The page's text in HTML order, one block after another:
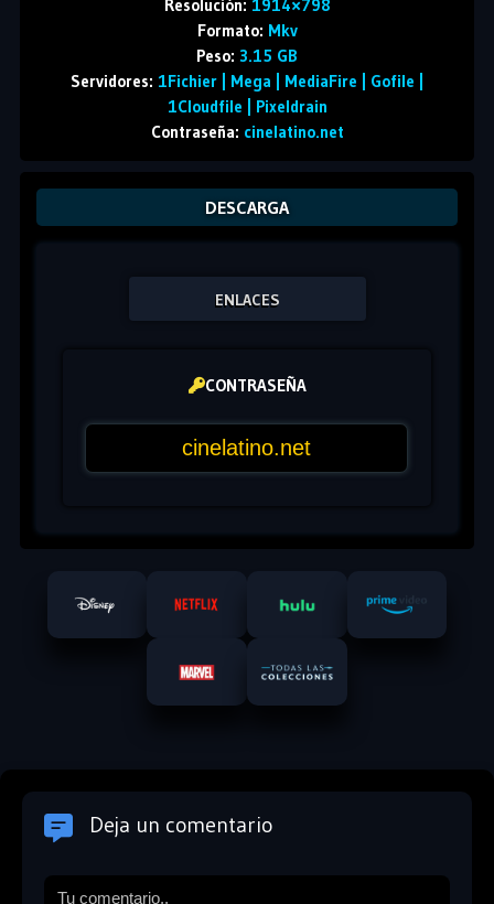
Resolución: 1914×798
Formato: Mkv
Peso: 3.15 GB
Servidores: 1Fichier | Mega | MediaFire | Gofile |
1Cloudfile | Pixeldrain
Contraseña: cinelatino.net
DESCARGA
ENLACES
CONTRASEÑA
Deja un comentario